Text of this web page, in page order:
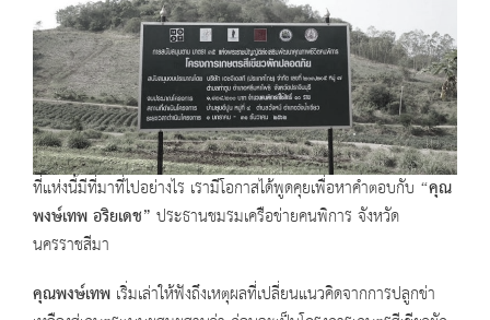
ที่แห่งนี้มีที่มาที่ไปอย่างไร เรามีโอกาสได้พูดคุยเพื่อหาคำตอบกับ “คุณ
พงษ์เทพ อริยเดช” ประธานชมรมเครือข่ายคนพิการ จังหวัด
นครราชสีมา
คุณพงษ์เทพ เริ่มเล่าให้ฟังถึงเหตุผลที่เปลี่ยนแนวคิดจากการปลูกข่า